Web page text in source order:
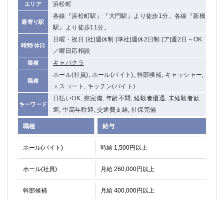
エリア 浜松町
最寄り駅
各線『浜松町駅』『大門駅』より徒歩1分。各線『新橋
駅』より徒歩11分。
時間/休日
日曜・祝日 [社]週休制 [準社]週休2日制 [ア]週2日～OK
／曜日応相談
業種 キャバクラ
職種
ホール(社員), ホール(バイト), 幹部候補, キャッシャー,
エスコート, キッチン(バイト)
キーワード
日払いOK, 寮完備, 年齢不問, 経験者優遇, 未経験者歓
迎, 中高年歓迎, 交通費支給, 社保完備
職種 給与
ホール(バイト) 時給 1,500円以上
ホール(社員) 月給 260,000円以上
幹部候補 月給 400,000円以上
中野
府中
中目黒
ひばりヶ丘（北口）
吉祥寺（南口／公園口）
自由が丘
四谷
錦糸町南口
下北沢・経堂
金町（北口）
成増駅徒歩3分の好立地！①JR埼京線「赤羽駅」から徒歩2分 ②東
三軒茶屋（南口）
①歌舞伎町 ②新宿 ③新宿三丁目 ④西
①歌舞伎町 ②新宿 ③西部新宿 ③東新宿
①歌舞伎町 ②新宿
①銀座 ②新橋
錦糸町(南口)
蒲田(西口)
清瀬（南口）
①東武練馬 ②成増・板橋 ③大山 ②池袋
池袋東口
金町
大井町
竹ノ塚
三鷹